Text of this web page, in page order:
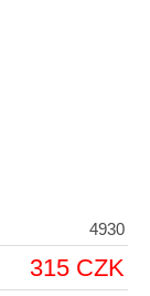
4930
315 CZK